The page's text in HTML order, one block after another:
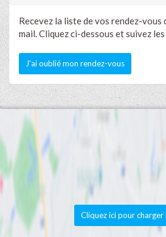
Recevez la liste de vos rendez-vous
mail. Cliquez ci-dessous et suivez
J'ai oublié mon rendez-vous
Cliquez ici pour charger